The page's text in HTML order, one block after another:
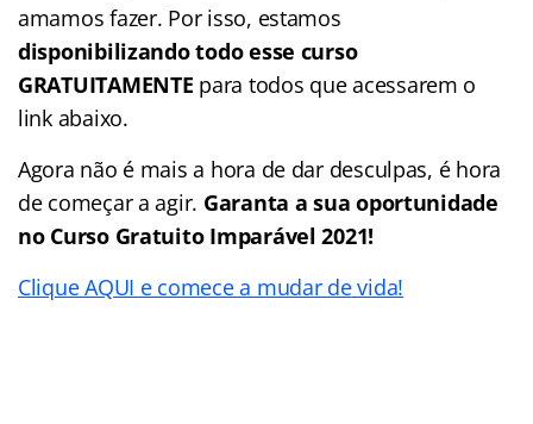
amamos fazer. Por isso, estamos
disponibilizando todo esse curso
GRATUITAMENTE para todos que acessarem o
link abaixo.
Agora não é mais a hora de dar desculpas, é hora
de começar a agir. Garanta a sua oportunidade
no Curso Gratuito Imparável 2021!
Clique AQUI e comece a mudar devida!